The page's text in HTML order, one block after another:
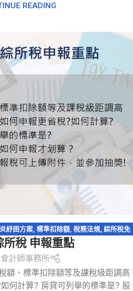
READING
紓困方案 標準扣除額 稅務法規 綜所稅免
額,股利收入
所稅 申報重點
計師事務所
額、標準扣除額等及課稅級距調高
何計算? 房貸可列舉的標準是? 股